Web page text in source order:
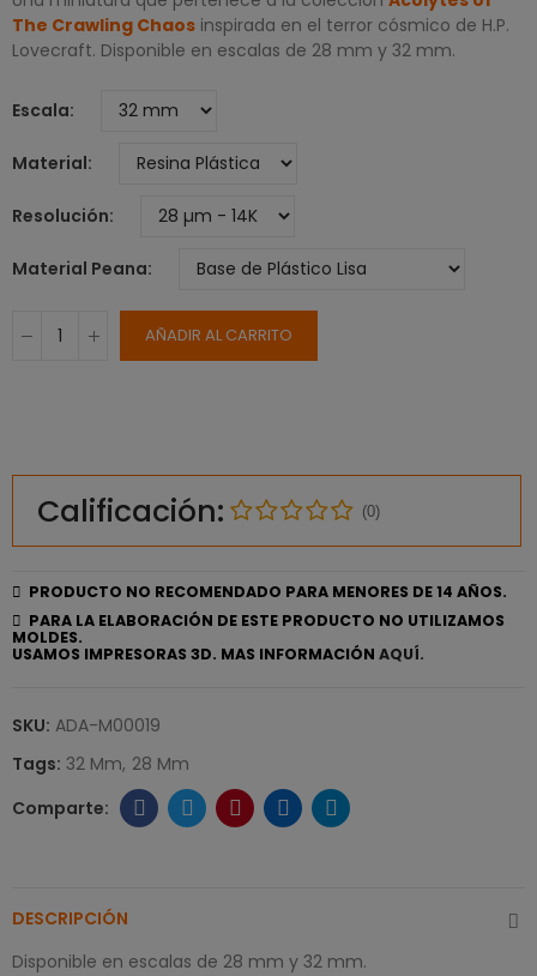
The Crawling Chaos inspirada en el terror cósmico de H.P.
Lovecraft. Disponible en escalas de 28 mm y 32 mm.
Escala
Material
Resolución
Material Peana
AÑADIR AL CARRITO
Calificación: (0)
PRODUCTO NO RECOMENDADO PARA MENORES DE 14 AÑOS.
PARA LA ELABORACIÓN DE ESTE PRODUCTO NO UTILIZAMOS
MOLDES.
USAMOS IMPRESORAS 3D. MAS INFORMACIÓN AQUÍ.
SKU: ADA-M00019
Tags: 32 Mm 28 Mm
DESCRIPCIÓN
Disponible en escalas de 28 mm y 32 mm.